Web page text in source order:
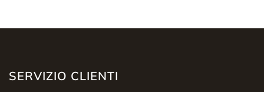
SERVIZIO CLIENTI